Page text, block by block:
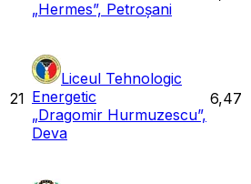
„Hermes”, Petroșani
21
Liceul Tehnologic
Energetic
„Dragomir Hurmuzescu”,
Deva
6,47